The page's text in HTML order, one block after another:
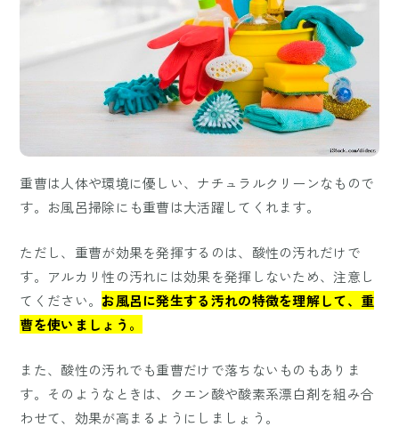
重曹は人体や環境に優しい、ナチュラルクリーンなもので
す。お風呂掃除にも重曹は大活躍してくれます。
ただし、重曹が効果を発揮するのは、酸性の汚れだけで
す。アルカリ性の汚れには効果を発揮しないため、注意し
てください。 お風呂に発生する汚れの特徴を理解して、重
曹を使いましょう。
また、酸性の汚れでも重曹だけで落ちないものもありま
す。そのようなときは、クエン酸や酸素系漂白剤を組み合
わせて、効果が高まるようにしましょう。